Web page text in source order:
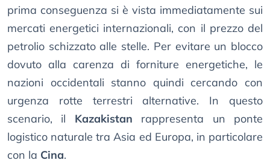
prima conseguenza si è vista immediatamente sui
mercati energetici internazionali, con il prezzo del
petrolio schizzato alle stelle. Per evitare un blocco
dovuto alla carenza di forniture energetiche, le
nazioni occidentali stanno quindi cercando con
urgenza rotte terrestri alternative. In questo
scenario, il Kazakistan rappresenta un ponte
logistico naturale tra Asia ed Europa, in particolare
con la Cina.